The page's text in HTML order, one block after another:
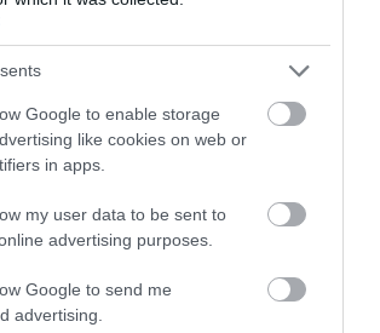
Google to enable storage
like cookies on web or
in apps.
my user data to be sent to
advertising purposes.
Google to send me
advertising.
2026. augusztus 07|Eger ügye
INFLÁCIÓ MAGYARORSZÁGON
2026. augusztus 07|Mindenki ügye